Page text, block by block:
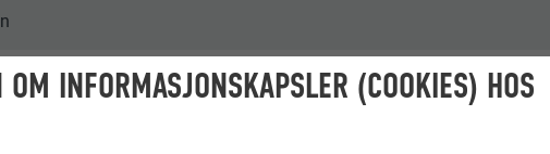
og leilighetsbygg
INFORMASJONSKAPSLER (COOKIES) HOS